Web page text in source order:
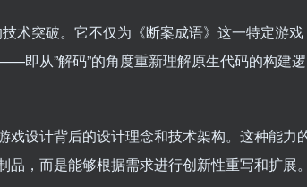
术突破。它不仅为《断案成语》这一特定游戏
即从”解码”的角度重新理解原生代码的构建逻
设计背后的设计理念和技术架构。这种能力
，而是能够根据需求进行创新性重写和扩展。